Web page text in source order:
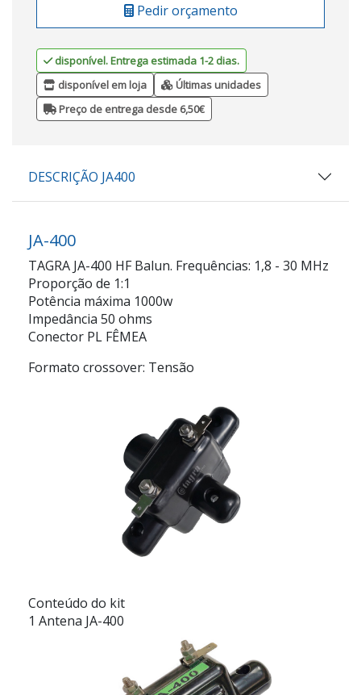
Pedir orçamento
disponível. Entrega estimada 1-2 dias.
disponível em loja
Últimas unidades
Preço de entrega desde 6,50€
DESCRIÇÃO JA400
JA-400
TAGRA JA-400 HF Balun. Frequências: 1,8 - 30 MHz
Proporção de 1:1
Potência máxima 1000w
Impedância 50 ohms
Conector PL FÊMEA
Formato crossover: Tensão
Conteúdo do kit
1 Antena JA-400